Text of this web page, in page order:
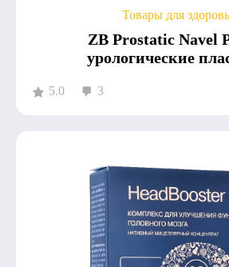
Товары для
ZB Prostatic Navel
урологические
5.0 3